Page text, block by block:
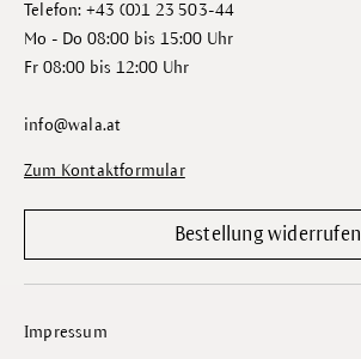
Telefon: +43 (0)1 23 503-44
Mo - Do 08:00 bis 15:00 Uhr
Fr 08:00 bis 12:00 Uhr
info@wala.at
Zum Kontaktformular
Bestellung widerrufen
Impressum